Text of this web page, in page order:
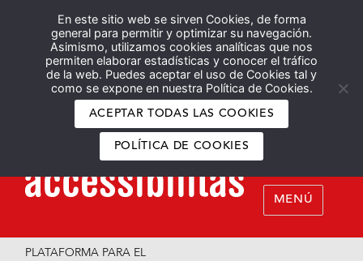
En este sitio web se sirven Cookies, de forma
general para permitir y optimizar su navegación.
Asimismo, utilizamos cookies analíticas que nos
permiten elaborar estadísticas y conocer el tráfico
de la web. Puedes aceptar el uso de Cookies tal y
como se expone en nuestra Política de Cookies.
ACEPTAR TODAS LAS COOKIES
POLÍTICA DE COOKIES
Español English
MENÚ
PLATAFORMA PARA EL